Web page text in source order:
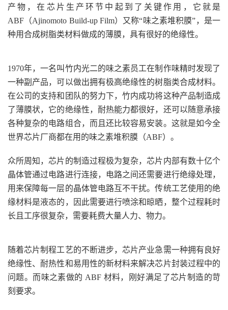
产物，在芯片生产环节中起到了关键作用，它就是
ABF（Ajinomoto Build-up Film）又称“味之素堆积膜”，是一
种用合成树脂类材料做成的薄膜，具有很好的绝缘性。
1970年，一名叫竹内光二的味之素员工在制作味精时发现了
一种副产品，可以做出拥有极高绝缘性的树脂类合成材料。
在公司的支持和团队的努力下，竹内成功将这种产品制造成
了薄膜状，它的绝缘性，耐热能力都很好，还可以随意承接
各种复杂的电路组合，而且还比较容易安装。这就是如今全
世界芯片厂商都在用的味之素堆积膜（ABF）。
众所周知，芯片的制造过程极为复杂，芯片内部有数十亿个
晶体管通过电路进行连接，电路之间还需要进行绝缘处理，
用来保障每一层的晶体管电路互不干扰。传统工艺使用的绝
缘材料是液态的，因此需要进行喷涂和晾晒，整个过程耗时
长且工序很复杂，需要耗费大量人力、物力。
随着芯片制程工艺的不断进步，芯片产业急需一种拥有良好
绝缘性、耐热性和易用性的新材料来解决芯片封装过程中的
问题。而味之素做的 ABF 材料，刚好满足了芯片制造的苛
刻要求。